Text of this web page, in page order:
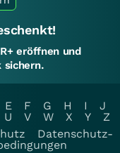
eröffnen und
sichern.
E F G H I
J
U V W X Y
Z
Datenschutz-